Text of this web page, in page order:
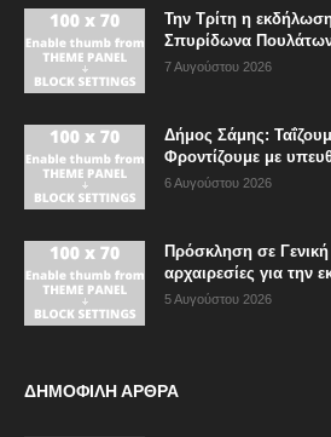
Την Τρίτη η
Σπυρίδωνα
7 Αυγούστου 2026
Δήμος Σάμης:
Φροντίζουμε με
6 Αυγούστου 2026
Πρόσκληση σε
αρχαιρεσίες για την
5 Αυγούστου 2026
ΔΗΜΟΦΙΛΗ ΑΡΘΡΑ